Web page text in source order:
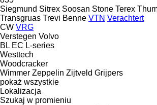
Siegmund Sitrex Soosan Stone Terex
Transgruas Trevi Benne VTN Verachtert
CW VRG
Verstegen Volvo
BL EC L-series
Westtech
Woodcracker
Wimmer Zeppelin Zijtveld Grijpers
pokaż wszystkie
Lokalizacja
Szukaj w promieniu